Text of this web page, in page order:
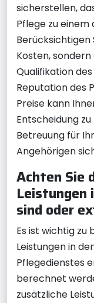
sicherstellen,
Pflege zu
Berücksichtigen
Kosten,
Qualifikation
Reputation des
Preise kann
Entscheidung
Betreuung für
Angehörigen
Achten Sie
Leistungen
sind oder
Es ist wichtig zu
Leistungen in
Pflegedienstes
berechnet
zusätzliche